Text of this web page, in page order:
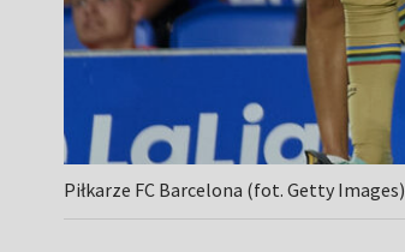
Piłkarze FC Barcelona (fot. Getty Images)